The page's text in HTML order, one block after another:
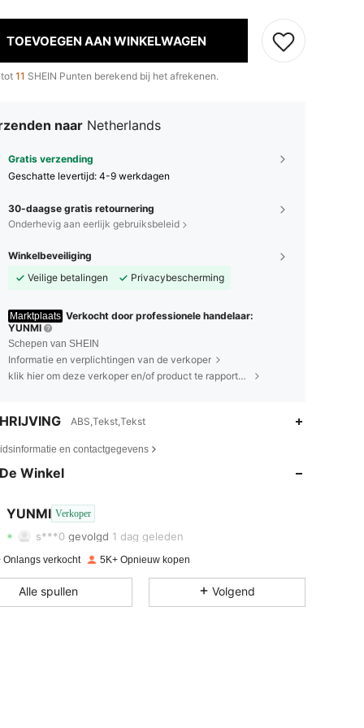
TOEVOEGEN AAN WINKELWAGEN
11 SHEIN Punten berekend bij het afrekenen.
naar Netherlands
Gratis verzending
Geschatte levertijd: 4-9 werkdagen
30-daagse gratis retournering
Onderhevig aan eerlijk gebruiksbeleid
Winkelbeveiliging
Veilige betalingen
Privacybescherming
Marktplaats Verkocht door professionele handelaar:
YUNMI
Schepen van SHEIN
Informatie en verplichtingen van de verkoper
klik hier om deze verkoper en/of product te rapporteren.
ABS,Tekst,Tekst
en contactgegevens
Winkel
YUNMI Verkoper
4.83
4.83
s***0 gevolgd 1 dag geleden
4.83
Onlangs verkocht 5K+ Opnieuw kopen
Alle spullen Volgend